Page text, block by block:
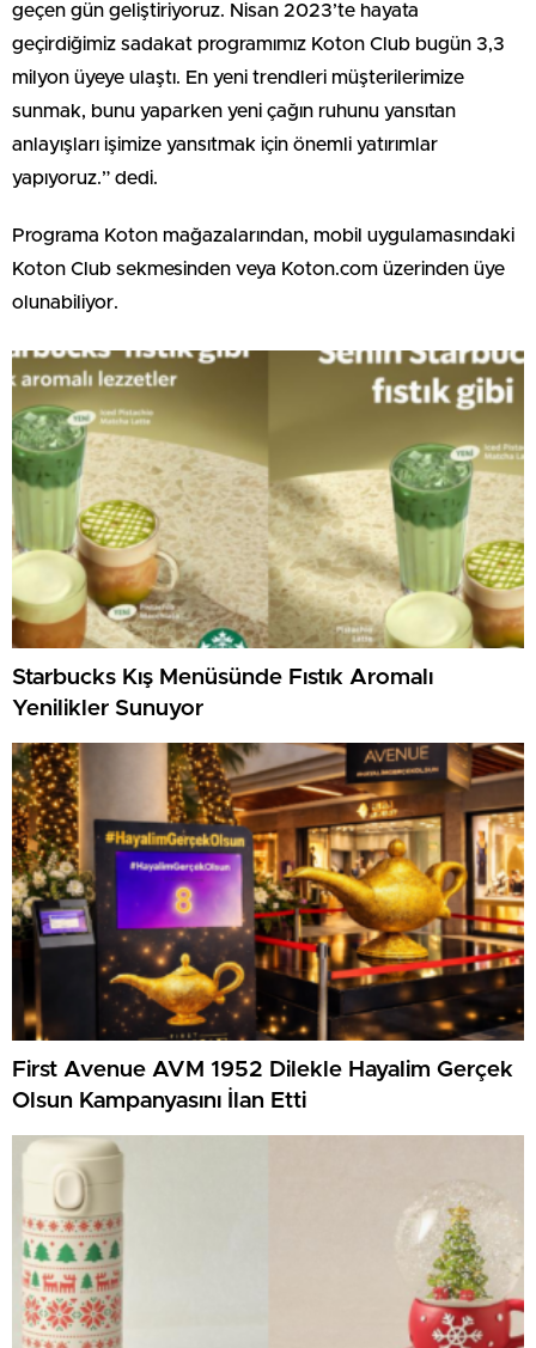
geçen gün geliştiriyoruz. Nisan 2023’te hayata
geçirdiğimiz sadakat programımız Koton Club bugün 3,3
milyon üyeye ulaştı. En yeni trendleri müşterilerimize
sunmak, bunu yaparken yeni çağın ruhunu yansıtan
anlayışları işimize yansıtmak için önemli yatırımlar
yapıyoruz.” dedi.
Programa Koton mağazalarından, mobil uygulamasındaki
Koton Club sekmesinden veya Koton.com üzerinden üye
olunabiliyor.
Starbucks Kış Menüsünde Fıstık Aromalı
Yenilikler Sunuyor
First Avenue AVM 1952 Dilekle Hayalim Gerçek
Olsun Kampanyasını İlan Etti